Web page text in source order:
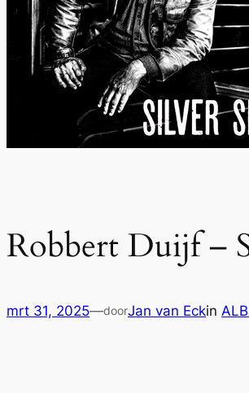
Robbert Duijf –
mrt 31, 2025—doorJan van Eckin